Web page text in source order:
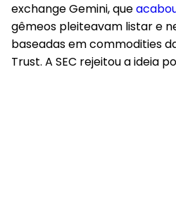
exchange Gemini, que
gêmeos pleiteavam listar e
baseadas em commodities
Trust. A SEC rejeitou a ideia